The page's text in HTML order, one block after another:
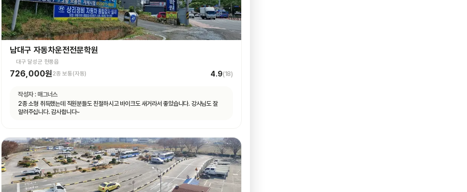
남대구 자동차운전전문학원
대구 달성군 현풍읍
726,000원 2종 보통(자동) 4.9(18)
작성자 : 매그너스
2종 소형 취득했는데 직원분들도 친절하시고 바이크도 새거라서 좋았습니다. 강사님도 잘
알려주십니다. 감사합니다~